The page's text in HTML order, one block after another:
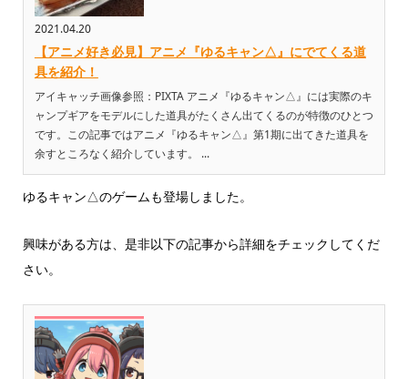
2021.04.20
【アニメ好き必見】アニメ『ゆるキャン△』にでてくる道
具を紹介！
アイキャッチ画像参照：PIXTA アニメ『ゆるキャン△』には実際のキ
ャンプギアをモデルにした道具がたくさん出てくるのが特徴のひとつ
です。この記事ではアニメ『ゆるキャン△』第1期に出てきた道具を
余すところなく紹介しています。 ...
ゆるキャン△のゲームも登場しました。
興味がある方は、是非以下の記事から詳細をチェックしてくだ
さい。